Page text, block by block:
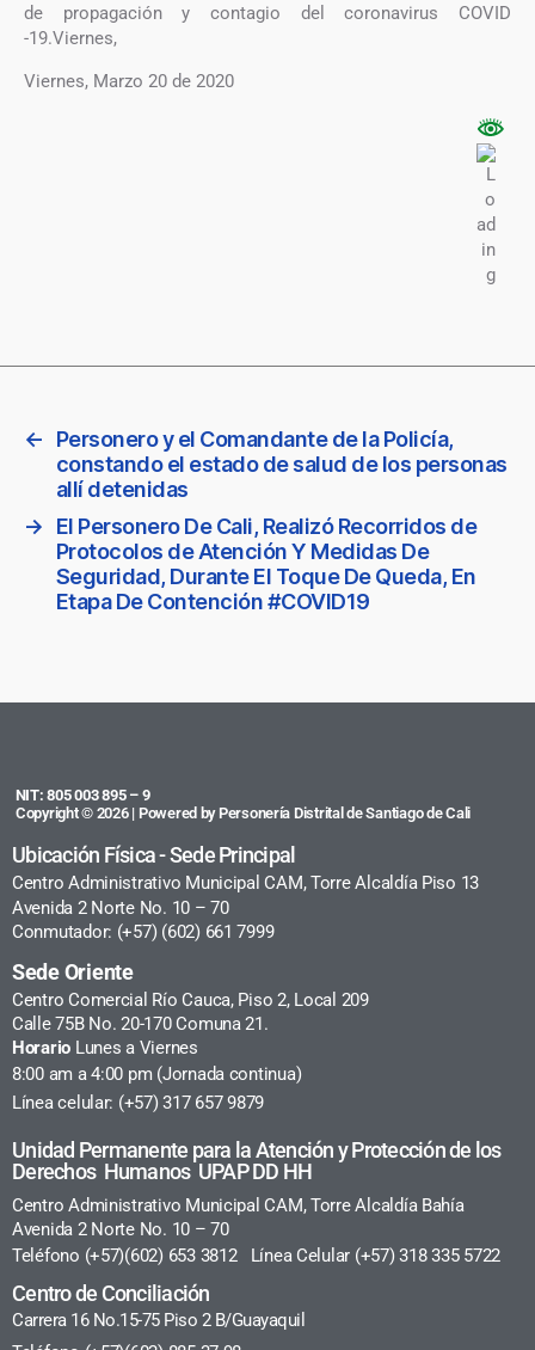
de propagación y contagio del coronavirus COVID
-19.Viernes,
Viernes, Marzo 20 de 2020
←
Personero y el Comandante de la Policía,
constando el estado de salud de los personas
allí detenidas
→
El Personero De Cali, Realizó Recorridos de
Protocolos de Atención Y Medidas De
Seguridad, Durante El Toque De Queda, En
Etapa De Contención #COVID19
NIT: 805 003 895 – 9
Copyright © 2026 | Powered by Personería Distrital de Santiago de Cali
Ubicación Física - Sede Principal
Centro Administrativo Municipal CAM, Torre Alcaldía Piso 13
Avenida 2 Norte No. 10 – 70
Conmutador: (+57) (602) 661 7999
Sede Oriente
Centro Comercial Río Cauca, Piso 2, Local 209
Calle 75B No. 20-170 Comuna 21.
Horario Lunes a Viernes
8:00 am a 4:00 pm (Jornada continua)
Línea celular: (+57) 317 657 9879
Unidad Permanente para la Atención y Protección de los
Derechos Humanos UPAP DD HH
Centro Administrativo Municipal CAM, Torre Alcaldía Bahía
Avenida 2 Norte No. 10 – 70
Teléfono (+57)(602) 653 3812 Línea Celular (+57) 318 335 5722
Centro de Conciliación
Carrera 16 No.15-75 Piso 2 B/Guayaquil